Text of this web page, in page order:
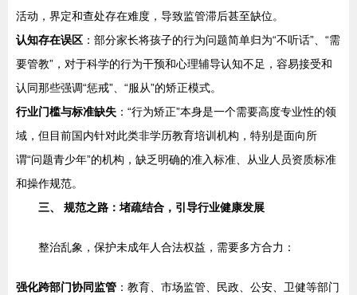
活动，界定和查处存在难度，导致监管滞后甚至缺位。
认知存在误区 ：部分家长将孩子的行为问题简单归为“不听话”、“需
要管教”，对于科学的行为干预和心理辅导认知不足，容易接受和
认同那些强调“惩戒”、“服从”的矫正模式。
行业门槛与标准缺失 ：“行为矫正”本身是一个需要高度专业性的领
域，但目前国内针对此类非学历教育培训机构，特别是面向所
谓“问题青少年”的机构，缺乏明确的准入标准、从业人员资质标准
和操作规范。
三、 规范之路：堵疏结合，引导行业健康发展
整治乱象，保护未成年人合法权益，需要多方合力：
强化跨部门协同监管 ：教育、市场监管、民政、公安、卫健等部门